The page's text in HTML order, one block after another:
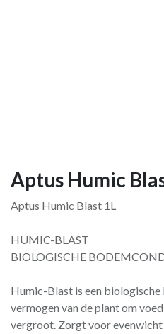
Aptus Humic
Aptus Humic Blast 1L
HUMIC-BLAST
BIOLOGISCHE
Humic-Blast is een
vermogen van de plant om
vergroot. Zorgt voor evenwicht